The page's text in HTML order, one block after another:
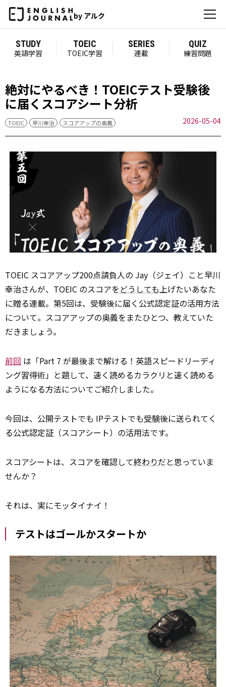
by アルク
STUDY
英語学習
TOEIC
TOEIC学習
SERIES
連載
QUIZ
練習問題
絶対にやるべき！TOEICテスト受験後
に届くスコアシート分析
TOEIC 早川幸治 スコアアップの奥義 2026-05-04
TOEIC スコアアップ200点請負人の Jay（ジェイ）こと早川
幸治さんが、TOEIC のスコアを どうしても上げたいあなた
に贈る連載。第5回は、受験後に届く公式認定証の活用方法
について。スコアアップの奥義をまたひとつ、教えていた
だきましょう。
前回 は「Part 7 が最後まで解ける！英語スピードリーディ
ング習得術」と題して、速く読めるカラクリと速く読める
ようになる方法についてご紹介しました。
今回は、公開テストでも IPテストでも受験後に送られてく
る公式認定証（スコアシート）の活用法です。
スコアシートは、スコアを確認して終わりだと思っていま
せんか？
それは、実にモッタイナイ！
テストはゴールかスタートか